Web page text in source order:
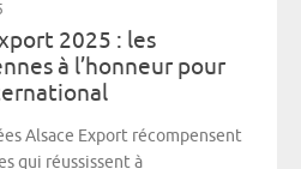
2025 : les
à l’honneur pour
Alsace Export récompensent
qui réussissent à